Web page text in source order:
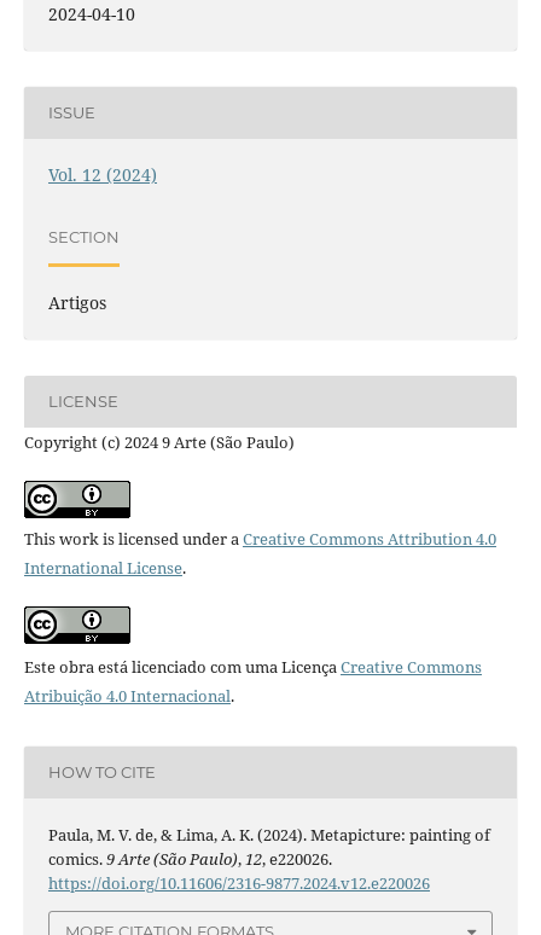
2024-04-10
ISSUE
Vol. 12 (2024)
SECTION
Artigos
LICENSE
Copyright (c) 2024 9 Arte (São Paulo)
This work is licensed under aCreative Commons Attribution 4.0
International License.
Este obra está licenciado com uma LicençaCreative Commons
Atribuição 4.0 Internacional.
HOW TO CITE
Paula, M. V. de, & Lima, A. K. (2024). Metapicture: painting of
comics.9 Arte (São Paulo),12, e220026.
https://doi.org/10.11606/2316-9877.2024.v12.e220026